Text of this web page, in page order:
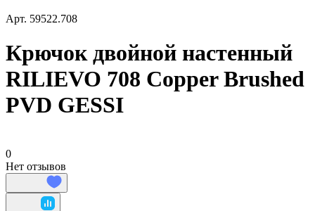
Арт. 59522.708
Крючок двойной настенный
RILIEVO 708 Copper Brushed
PVD GESSI
0
Нет отзывов